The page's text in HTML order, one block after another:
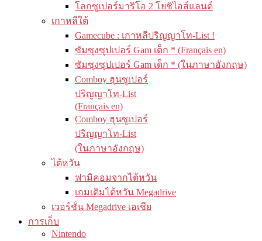
โลกซูเปอร์มาริโอ 2 โยชิไอส์แลนด์
เกาหลีใต้
Gamecube : เกาหลีปริญญาโท-List !
ซัมซุงซุปเปอร์ Gam เด็ก * (Français en)
ซัมซุงซุปเปอร์ Gam เด็ก * (ในภาษาอังกฤษ)
Comboy ฮุนซูเปอร์
ปริญญาโท-List
(Français en)
Comboy ฮุนซูเปอร์
ปริญญาโท-List
(ในภาษาอังกฤษ)
ไต้หวัน
ฟามิคอมจากไต้หวัน
เกมเดิมไต้หวัน Megadrive
เวอร์ชั่น Megadrive เอเชีย
การเก็บ
Nintendo